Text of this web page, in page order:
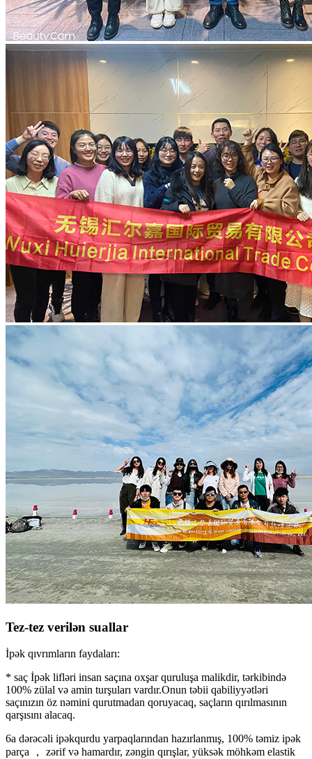
Tez-tez verilən suallar
İpək qıvrımların faydaları:
* saç İpək lifləri insan saçına oxşar quruluşa malikdir, tərkibində
100% zülal və amin turşuları vardır.Onun təbii qabiliyyətləri
saçınızın öz nəmini qurutmadan qoruyacaq, saçların qırılmasının
qarşısını alacaq.
6a dərəcəli ipəkqurdu yarpaqlarından hazırlanmış, 100% təmiz ipək
parça ， zərif və hamardır, zəngin qırışlar, yüksək möhkəm elastik